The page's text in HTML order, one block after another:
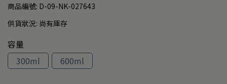
商品編號: D-09-NK-027643
供貨狀況: 尚有庫存
容量
300ml
600ml